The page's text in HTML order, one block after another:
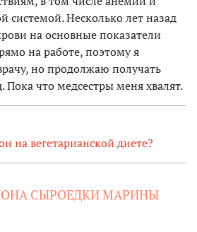
системой. Несколько лет назад
на основные показатели
на работе, поэтому я
но продолжаю получать
Пока что медсестры меня хвалят.
на вегетарианской диете?
СЫРОЕДКИ МАРИНЫ